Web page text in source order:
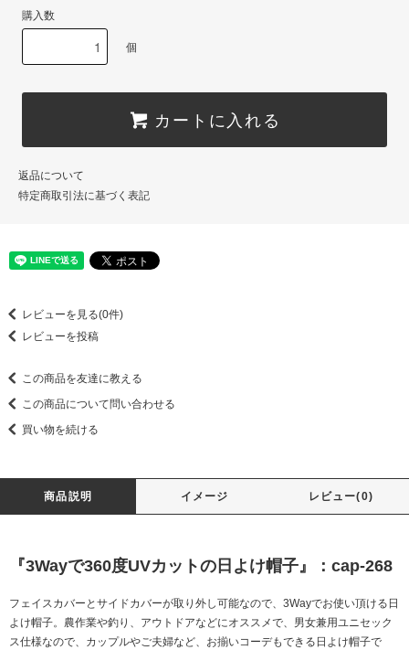
購入数
個
カートに入れる
返品について
特定商取引法に基づく表記
レビューを見る(0件)
レビューを投稿
この商品を友達に教える
この商品について問い合わせる
買い物を続ける
商品説明 イメージ レビュー(0)
『3Wayで360度UVカットの日よけ帽子』：cap-268
フェイスカバーとサイドカバーが取り外し可能なので、3Wayでお使い頂ける日
よけ帽子。農作業や釣り、アウトドアなどにオススメで、男女兼用ユニセック
ス仕様なので、カップルやご夫婦など、お揃いコーデもできる日よけ帽子で